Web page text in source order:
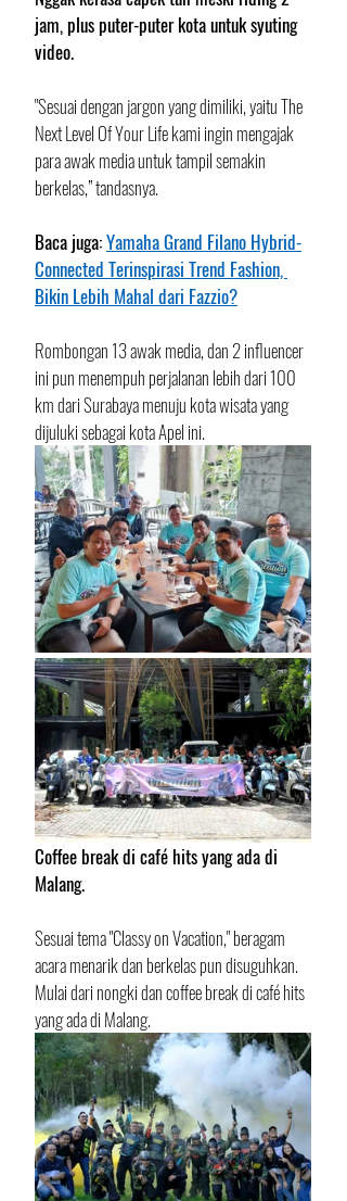
jam, plus puter-puter kota untuk syuting
video.
"Sesuai dengan jargon yang dimiliki, yaitu The
Next Level Of Your Life kami ingin mengajak
para awak media untuk tampil semakin
berkelas,” tandasnya.
Baca juga: Yamaha Grand Filano Hybrid-
Connected Terinspirasi Trend Fashion,
Bikin Lebih Mahal dari Fazzio?
Rombongan 13 awak media, dan 2 influencer
ini pun menempuh perjalanan lebih dari 100
km dari Surabaya menuju kota wisata yang
dijuluki sebagai kota Apel ini.
Coffee break di café hits yang ada di
Malang.
Sesuai tema "Classy on Vacation," beragam
acara menarik dan berkelas pun disuguhkan.
Mulai dari nongki dan coffee break di café hits
yang ada di Malang.